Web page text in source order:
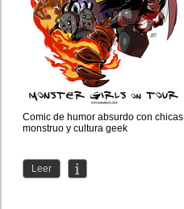
Comic de humor absurdo con chicas
monstruo y cultura geek
Leer